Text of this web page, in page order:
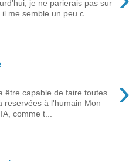
je ne parierais pas sur
me semble un peu c...
›
être capable de faire toutes
reservées à l'humain Mon
comme t...